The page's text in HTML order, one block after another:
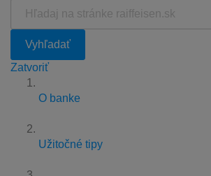
raiffeisen.sk
Vyhľadať
Zatvoriť
O banke
Užitočné tipy